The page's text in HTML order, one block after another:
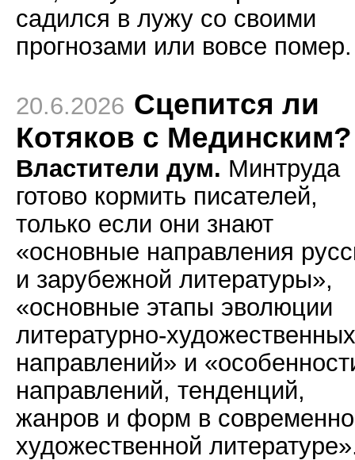
садился в лужу со своими
прогнозами или вовсе помер.
20.6.2026 Сцепится ли
Котяков с Мединским?
Властители дум. Минтруда
готово кормить писателей,
только если они знают
«основные направления
и зарубежной литературы»,
«основные этапы эволюции
литературно-художественных
направлений» и
направлений, тенденций,
жанров и форм в
художественной